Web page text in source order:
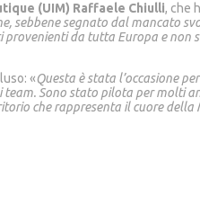
(UIM) Raffaele Chiulli, che
sebbene segnato dal mancato
da tutta Europa e non
«Questa è stata l’occasione
Sono stato pilota per molti
che rappresenta il cuore